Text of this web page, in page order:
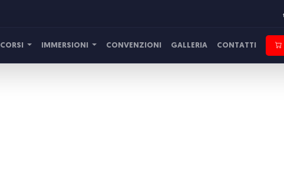
CORSI IMMERSIONI CONVENZIONI
GALLERIA
CONTATTI